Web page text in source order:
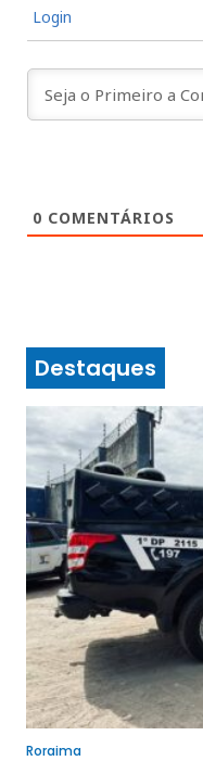
Login
0 COMENTÁRIOS
Destaques
Roraima